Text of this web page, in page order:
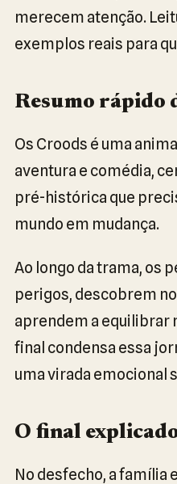
merecem atenção.
exemplos reais para
Resumo rápido
Os Croods é uma
aventura e comédia,
pré-histórica que
mundo em mudança.
Ao longo da trama, os
perigos, descobrem
aprendem a equilibrar
final condensa essa
uma virada emocional
O final
No desfecho, a família